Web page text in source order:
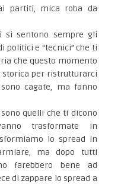
partiti, mica roba da
si sentono sempre gli
politici e “tecnici” che ti
che questo momento
storica per ristrutturarci
cagate, ma fanno
quelli che ti dicono
trasformate in
lo spread in
ma dopo tutti
farebbero bene ad
di zappare lo spread a